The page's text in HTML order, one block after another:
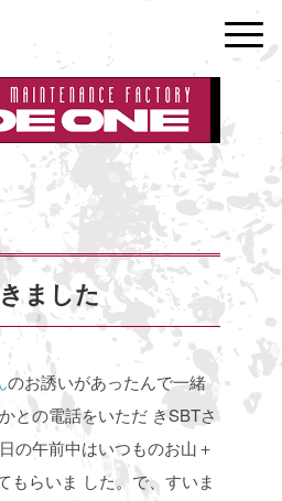
ました
のお誘いがあったんで一緒
との電話をいただ きSBTさ
の午前中はいつものお山＋
もらいま した。で、すいま